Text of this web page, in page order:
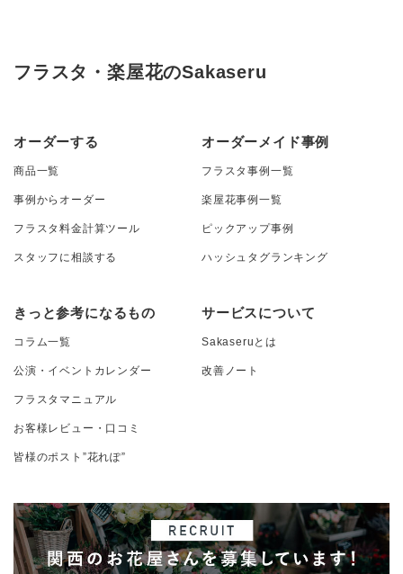
フラスタ・楽屋花のSakaseru
オーダーする
商品一覧
事例からオーダー
フラスタ料金計算ツール
スタッフに相談する
オーダーメイド事例
フラスタ事例一覧
楽屋花事例一覧
ピックアップ事例
ハッシュタグランキング
きっと参考になるもの
コラム一覧
公演・イベントカレンダー
フラスタマニュアル
お客様レビュー・口コミ
皆様のポスト”花れぽ”
サービスについて
Sakaseruとは
改善ノート